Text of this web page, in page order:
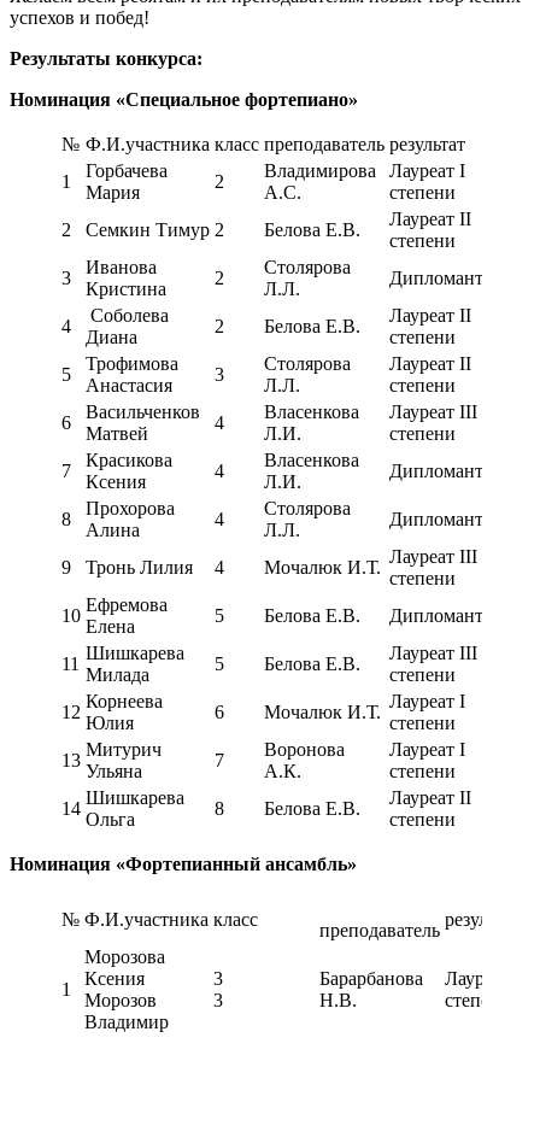
успехов и побед!
Результаты конкурса:
Номинация «Специальное фортепиано»
№ Ф.И.участника класс преподаватель результат
1
Горбачева
Мария
2
Владимирова
А.С.
Лауреат I
степени
2
Семкин Тимур 2 Белова Е.В.
Лауреат II
степени
3
Иванова
Кристина
2
Столярова
Л.Л.
Дипломант
4
Соболева
Диана
2 Белова Е.В.
Лауреат II
степени
5
Трофимова
Анастасия
3
Столярова
Л.Л.
Лауреат II
степени
6
Васильченков
Матвей
4
Власенкова
Л.И.
Лауреат III
степени
7
Красикова
Ксения
4
Власенкова
Л.И.
Дипломант
8
Прохорова
Алина
4
Столярова
Л.Л.
Дипломант
9 Тронь Лилия 4 Мочалюк И.Т.
Лауреат III
степени
10
Ефремова
Елена
5 Белова Е.В. Дипломант
11
Шишкарева
Милада
5 Белова Е.В.
Лауреат III
степени
12
Корнеева
Юлия
6 Мочалюк И.Т.
Лауреат I
степени
13
Митурич
Ульяна
7
Воронова
А.К.
Лауреат I
степени
14
Шишкарева
Ольга
8 Белова Е.В.
Лауреат II
степени
Номинация «Фортепианный ансамбль»
№ Ф.И.участника класс
преподаватель
результат
1
Морозова
Ксения
Морозов
Владимир
3
3
Барарбанова
Н.В.
Лауреат I
степени